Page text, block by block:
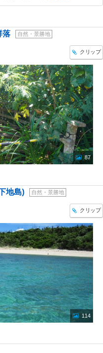
落 自然・景勝地
クリップ
87
地島) 自然・景勝地
クリップ
114